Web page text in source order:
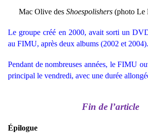
Mac Olive des Shoespolishers(photo Le
Le groupe créé en 2000, avait sorti un
au FIMU, après deux albums (2002 et 2004).
Pendant de nombreuses années, le FIMU
principal le vendredi, avec une durée
Fin de l’article
Épilogue